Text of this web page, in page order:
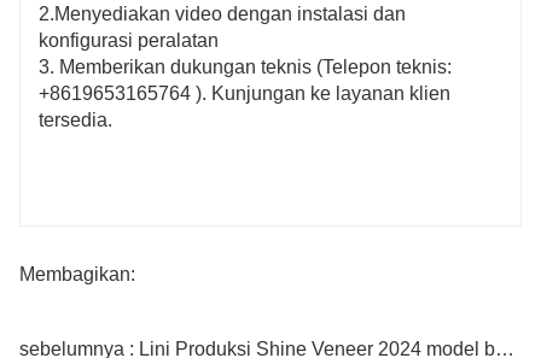
2.Menyediakan video dengan instalasi dan
konfigurasi peralatan
3. Memberikan dukungan teknis (Telepon teknis:
+8619653165764 ). Kunjungan ke layanan klien
tersedia.
Membagikan:
sebelumnya : Lini Produksi Shine Veneer 2024 model baru